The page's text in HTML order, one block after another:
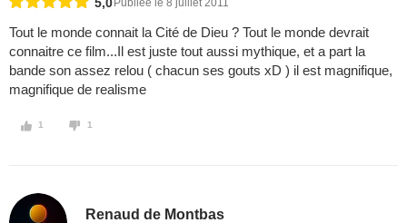
5,0 Publiée le 8 juillet 2011
Tout le monde connait la Cité de Dieu ? Tout le monde devrait
connaitre ce film...Il est juste tout aussi mythique, et a part la
bande son assez relou ( chacun ses gouts xD ) il est magnifique,
magnifique de realisme
1 1
Renaud de Montbas